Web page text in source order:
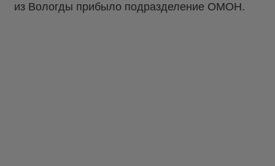
из Вологды прибыло подразделение ОМОН.